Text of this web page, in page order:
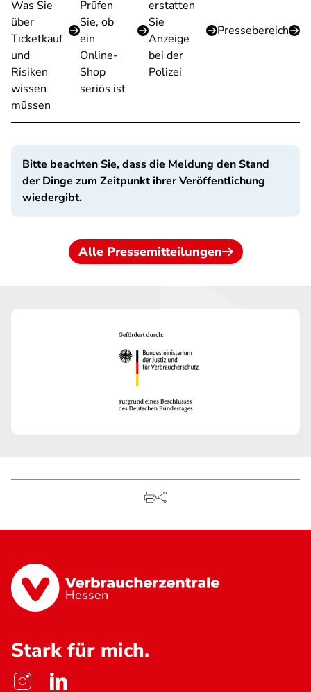
Was Sie
über
Ticketkauf
und
Risiken
wissen
müssen
Prüfen
Sie, ob
ein
Online-
Shop
seriös ist
erstatten
Sie
Anzeige
bei der
Polizei
Pressebereich
Bitte beachten Sie, dass die Meldung den Stand
der Dinge zum Zeitpunkt ihrer Veröffentlichung
wiedergibt.
Alle Pressemitteilungen
Hessen
Stark für mich.